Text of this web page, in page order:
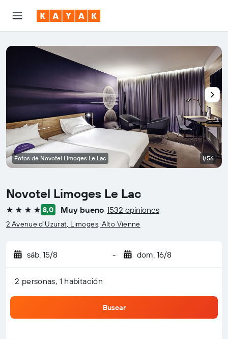
Novotel Limoges Le Lac
4 estrellas8,0 Muy bueno 1532 opiniones
2 Avenue d'Uzurat, Limoges, Alto Vienne
sáb. 15/8 - dom. 16/8
2 personas, 1 habitación
Buscar
Fotos de Novotel Limoges Le Lac 1/56